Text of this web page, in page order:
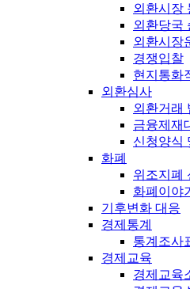
외환시장
외환당국
외환시장
경쟁입찰
현지통화
외환심사
외환거래
금융제재
신청양식
화폐
위조지폐
화폐이야기
기후변화 대응
경제통계
통계조사
경제교육
경제교육